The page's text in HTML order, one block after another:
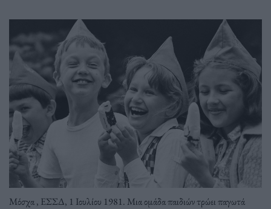
Μόσχα , ΕΣΣΔ, 1 Ιουλίου 1981. Μια ομάδα παιδιών τρώει παγωτά